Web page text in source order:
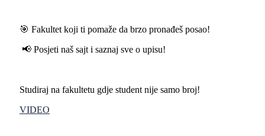
🎯 Fakultet koji ti pomaže da brzo pronađeš posao!
📢 Posjeti naš sajt i saznaj sve o upisu!
Studiraj na fakultetu gdje student nije samo broj!
VIDEO